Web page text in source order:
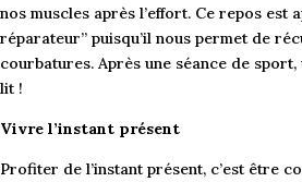
nos muscles après l’effort. Ce repos est
réparateur” puisqu’il nous permet de
courbatures. Après une séance de sport,
lit !
Vivre l’instant présent
Profiter de l’instant présent, c’est être